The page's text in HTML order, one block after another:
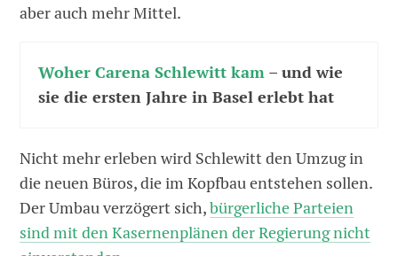
aber auch mehr Mittel.
Woher Carena Schlewitt kam – und wie
sie die ersten Jahre in Basel erlebt hat
Nicht mehr erleben wird Schlewitt den Umzug in
die neuen Büros, die im Kopfbau entstehen sollen.
Der Umbau verzögert sich,bürgerliche Parteien
sind mit den Kasernenplänen der Regierung nicht